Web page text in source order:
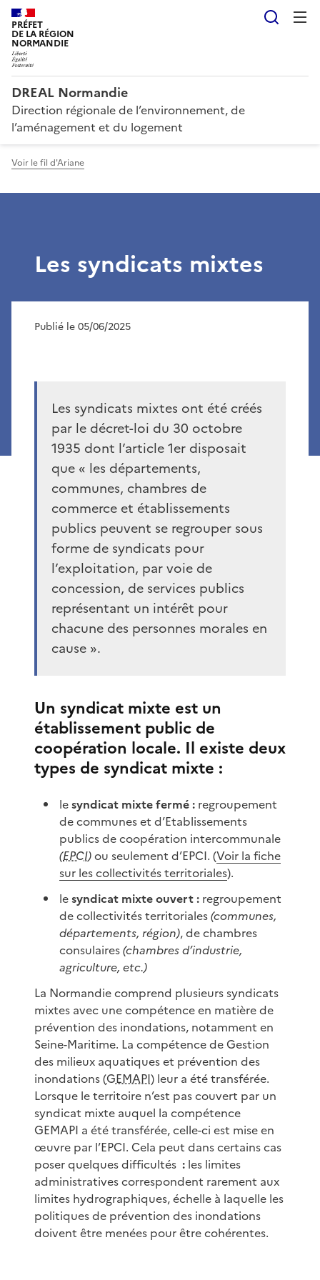
PRÉFET
DE LA RÉGION
NORMANDIE
DREAL Normandie
Direction régionale de l’environnement, de
l’aménagement et du logement
Voir le fil d'Ariane
Les syndicats mixtes
Publié le 05/06/2025
Les syndicats mixtes ont été créés
par le décret-loi du 30 octobre
1935 dont l’article 1er disposait
que « les départements,
communes, chambres de
commerce et établissements
publics peuvent se regrouper sous
forme de syndicats pour
l’exploitation, par voie de
concession, de services publics
représentant un intérêt pour
chacune des personnes morales en
cause ».
Un syndicat mixte est un
établissement public de
coopération locale. Il existe deux
types de syndicat mixte :
lesyndicat mixte fermé : regroupement
de communes et d’Etablissements
publics de coopération intercommunale
(EPCI)ou seulement d’EPCI. (Voir la fiche
sur les collectivités territoriales).
lesyndicat mixte ouvert : regroupement
de collectivités territoriales(communes,
départements, région), de chambres
consulaires(chambres d’industrie,
agriculture, etc.)
La Normandie comprend plusieurs syndicats
mixtes avec une compétence en matière de
prévention des inondations, notamment en
Seine-Maritime. La compétence de Gestion
des milieux aquatiques et prévention des
inondations (GEMAPI) leur a été transférée.
Lorsque le territoire n’est pas couvert par un
syndicat mixte auquel la compétence
GEMAPI a été transférée, celle-ci est mise en
œuvre par l’EPCI. Cela peut dans certains cas
poser quelques difficultés : les limites
administratives correspondent rarement aux
limites hydrographiques, échelle à laquelle les
politiques de prévention des inondations
doivent être menées pour être cohérentes.